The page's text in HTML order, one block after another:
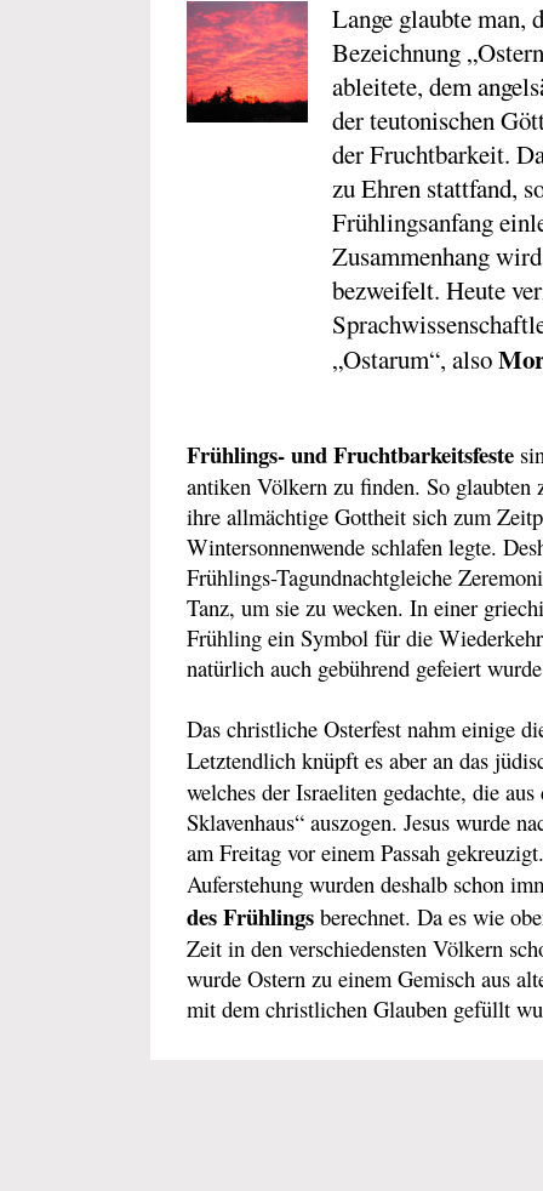
Lange glaubte man,
Bezeichnung
ableitete, dem
der teutonischen
der Fruchtbarkeit.
zu Ehren stattfand,
Frühlingsanfang
Zusammenhang
bezweifelt. Heute
„Ostarum“, also
Frühlings- und Fruchtbarkeitsfeste
antiken Völkern zu finden. So glaubten
ihre allmächtige Gottheit sich zum
Wintersonnenwende schlafen legte.
Frühlings-Tagundnachtgleiche
Tanz, um sie zu wecken. In einer
Frühling ein Symbol für die
natürlich auch gebührend gefeiert
Das christliche Osterfest nahm einige
Letztendlich knüpft es aber an das
welches der Israeliten gedachte, die
Sklavenhaus“ auszogen. Jesus wurde
am Freitag vor einem Passah
Auferstehung wurden deshalb schon
des Frühlings berechnet. Da es wie
Zeit in den verschiedensten Völkern
wurde Ostern zu einem Gemisch aus
mit dem christlichen Glauben gefüllt